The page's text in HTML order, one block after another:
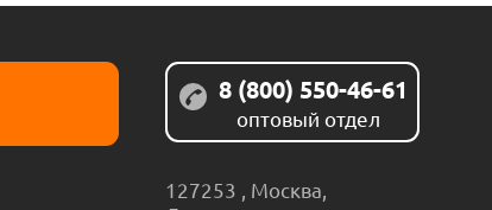
8 (800) 550-46-61
оптовый отдел
127253 , Москва,